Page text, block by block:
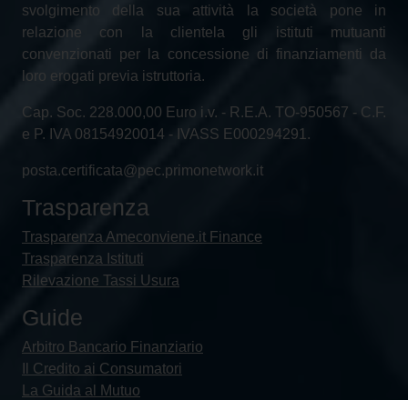
svolgimento della sua attività la società pone in
relazione con la clientela gli istituti mutuanti
convenzionati per la concessione di finanziamenti da
loro erogati previa istruttoria.
Cap. Soc. 228.000,00 Euro i.v. - R.E.A. TO-950567 - C.F.
e P. IVA 08154920014 - IVASS E000294291.
posta.certificata@pec.primonetwork.it
Trasparenza
Trasparenza Ameconviene.it Finance
Trasparenza Istituti
Rilevazione Tassi Usura
Guide
Arbitro Bancario Finanziario
Il Credito ai Consumatori
La Guida al Mutuo